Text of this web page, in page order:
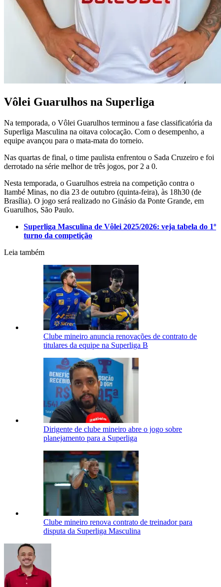
Vôlei Guarulhos na Superliga
Na temporada, o Vôlei Guarulhos terminou a fase classificatória da
Superliga Masculina na oitava colocação. Com o desempenho, a
equipe avançou para o mata-mata do torneio.
Nas quartas de final, o time paulista enfrentou o Sada Cruzeiro e foi
derrotado na série melhor de três jogos, por 2 a 0.
Nesta temporada, o Guarulhos estreia na competição contra o
Itambé Minas, no dia 23 de outubro (quinta-feira), às 18h30 (de
Brasília). O jogo será realizado no Ginásio da Ponte Grande, em
Guarulhos, São Paulo.
Superliga Masculina de Vôlei 2025/2026: veja tabela do 1º
turno da competição
Leia também
Clube mineiro anuncia renovações de contrato de
titulares da equipe na Superliga B
Dirigente de clube mineiro abre o jogo sobre
planejamento para a Superliga
Clube mineiro renova contrato de treinador para
disputa da Superliga Masculina